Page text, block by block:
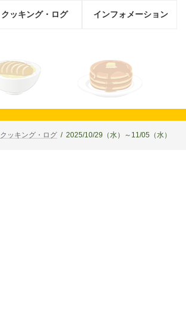
クッキング・ログ インフォメーション
クッキング・ログ 2025/10/29（水）～11/05（水）